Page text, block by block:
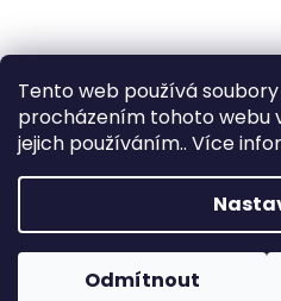
Tento web používá
procházením tohoto webu
jejich používáním.. Více
Odmítnout
Copyright 2026Zahrada
vyhrazena.
Upravit